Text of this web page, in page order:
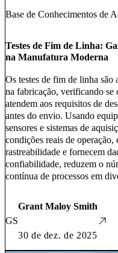
Base de Conhecimentos de
Testes de Fim de Linha:
na Manufatura Moderna
Os testes de fim de linha
na fabricação, verificando se
atendem aos requisitos de
antes do envio. Usando
sensores e sistemas de
condições reais de
rastreabilidade e fornecem
confiabilidade, reduzem o
contínua de processos em
GS
Grant Maloy Smith
30 de dez. de 2025